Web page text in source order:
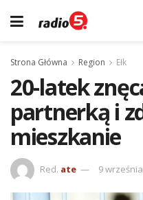
Strona Główna Region Ełk
20-latek
partnerką i
mieszkanie
Red. ate 9